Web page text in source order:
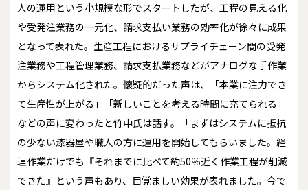
人の運用という小規模な形でスタートしたが、工程の見える化
や受発注業務の一元化、請求支払い業務の効率化が徐々に成果
となって表れた。生産工程におけるサプライチェーン間の受発
注業務や工程管理業務、請求支払業務などがアナログな手作業
からシステム化された。懐疑的だった声は、「本業に注力でき
て生産性が上がる」「新しいことを考える時間に充てられる」
などの声に変わったと竹中氏は話す。「まずはシステムに抵抗
の少ない漆器屋や職人の方に運用を開始してもらいました。経
理作業だけでも『それまでに比べて約50％近く作業工程が削減
できた』という声もあり、目覚ましい効果が表れました。今で